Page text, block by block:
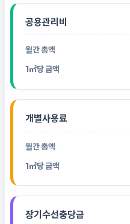
공용관리비
개별사용료
장기수선충당금